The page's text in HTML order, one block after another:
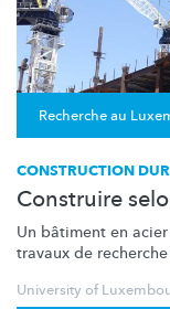
Recherche au
CONSTRUCTION
Construire
Un bâtiment en
travaux de
University of